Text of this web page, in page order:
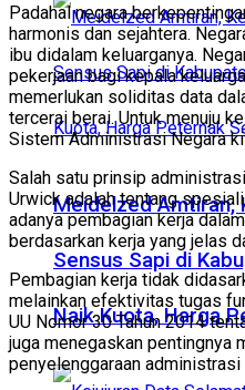
Meidelzed Amtiran,
Sensus Sapi di
Naik Kuota, Harga
Padahal negara
harmonis dan sejahtera.
ibu didalam keluarganya.
pekerjaan bagi kepala
memerlukan soliditas data
tercerai berai. Untuk menuju
Sistem Administrasi Negara
Salah satu prinsip
Urwick adalah tentang
adanya pembagian kerja
berdasarkan kerja yang jelas
Pembagian kerja tidak
melainkan efektivitas tugas
UU Nomor 30 Tahun 2014
juga menegaskan pentingnya
penyelenggaraan administrasi